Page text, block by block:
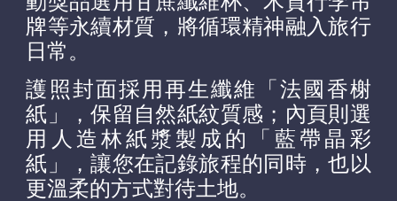
牌等永續材質，將循環精神融入旅行
日常。
護照封面採用再生纖維「法國香榭
紙」，保留自然紙紋質感；內頁則選
用人造林紙漿製成的「藍帶晶彩
紙」，讓您在記錄旅程的同時，也以
更溫柔的方式對待土地。